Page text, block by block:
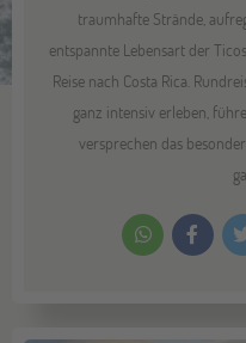
traumhafte Strände,
entspannte Lebensart der
Reise nach Costa Rica.
ganz intensiv erleben,
versprechen das